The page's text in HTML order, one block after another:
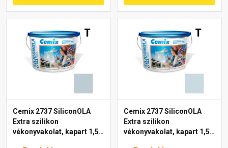
Cemix 2737 SiliconOLA
Extra szilikon
vékonyvakolat, kapart 1,5
Cemix 2737 SiliconOLA
Extra szilikon
vékonyvakolat, kapart 1,5